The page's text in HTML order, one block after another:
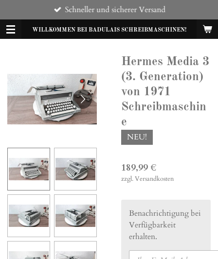
Hauptinhalt
springenWILLKOMMEN BEI BADULAIS SCHREIBMASCHINEN!
Schneller und sicherer Versand
Hermes Media 3
(3. Generation)
von 1971
Schreibmaschin
e
NEU!
189,99 €
zzgl. Versandkosten
Benachrichtigung bei
Verfügbarkeit
erhalten.